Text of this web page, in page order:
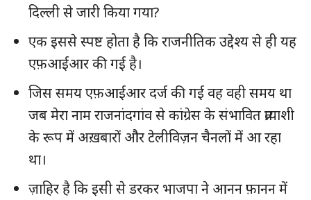
दिल्ली से जारी किया गया?
एक इससे स्पष्ट होता है कि राजनीतिक उद्देश्य से ही यह
एफ़आईआर की गई है।
जिस समय एफ़आईआर दर्ज की गई वह वही समय था
जब मेरा नाम राजनांदगांव से कांग्रेस के संभावित प्रत्याशी
के रूप में अख़बारों और टेलीविज़न चैनलों में आ रहा
था।
ज़ाहिर है कि इसी से डरकर भाजपा ने आनन फ़ानन में